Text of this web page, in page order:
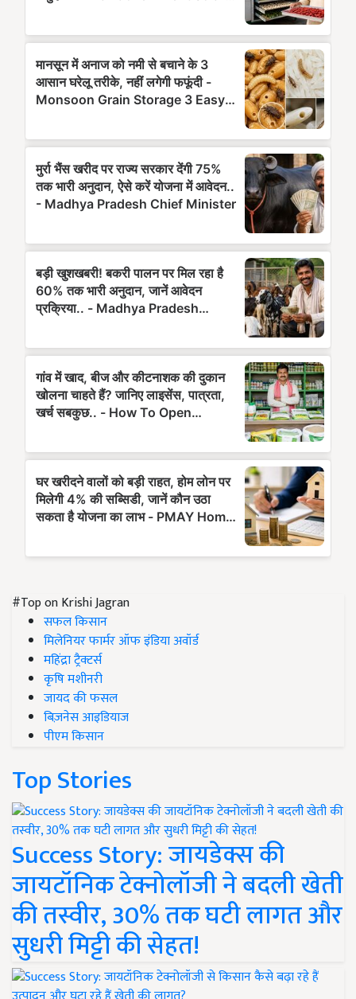
#Top on Krishi Jagran
सफल किसान
मिलेनियर फार्मर ऑफ इंडिया अवॉर्ड
महिंद्रा ट्रैक्टर्स
कृषि मशीनरी
जायद की फसल
बिज़नेस आइडियाज
पीएम किसान
Top Stories
Success Story: जायडेक्स की
जायटॉनिक टेक्नोलॉजी ने बदली खेती
की तस्वीर, 30% तक घटी लागत और
सुधरी मिट्टी की सेहत!